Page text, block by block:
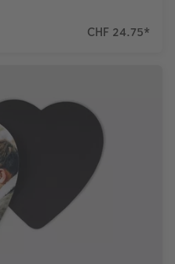
CHF 24.75*